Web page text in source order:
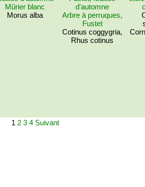
Mûrier blanc
Morus alba
Arbre à perruques,
Fustet
Cotinus coggygria,
Rhus cotinus
1 2 3 4 Suivant